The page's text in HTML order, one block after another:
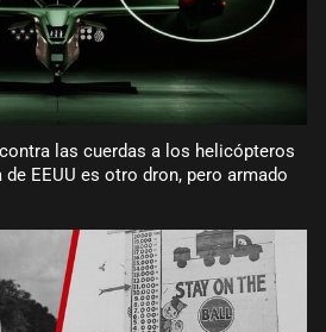
las cuerdas a los helicópteros
EEUU es otro dron, pero armado